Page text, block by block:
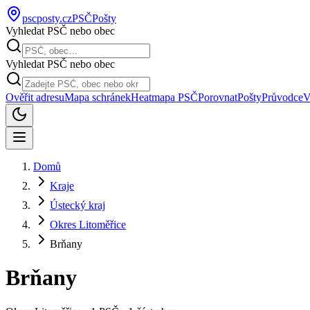
pscposty.czPSČPošty
Vyhledat PSČ nebo obec
Vyhledat PSČ nebo obec
Ověřit adresuMapa schránekHeatmapa PSČPorovnatPoštyPrůvodce
Domů
Kraje
Ústecký kraj
Okres Litoměřice
Brňany
Brňany